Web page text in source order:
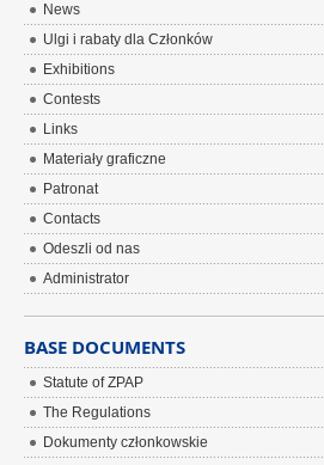
News
Ulgi i rabaty dla Członków
Exhibitions
Contests
Links
Materiały graficzne
Patronat
Contacts
Odeszli od nas
Administrator
BASE DOCUMENTS
Statute of ZPAP
The Regulations
Dokumenty członkowskie